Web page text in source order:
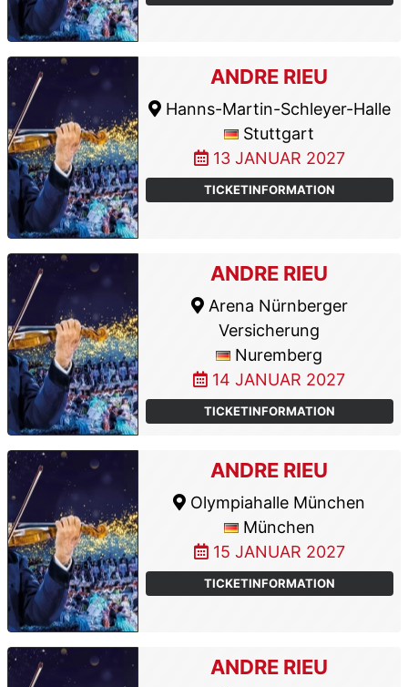
ANDRE RIEU
Hanns-Martin-Schleyer-Halle
Stuttgart
13 JANUAR 2027
TICKETINFORMATION
ANDRE RIEU
Arena Nürnberger
Versicherung
Nuremberg
14 JANUAR 2027
TICKETINFORMATION
ANDRE RIEU
Olympiahalle München
München
15 JANUAR 2027
TICKETINFORMATION
ANDRE RIEU